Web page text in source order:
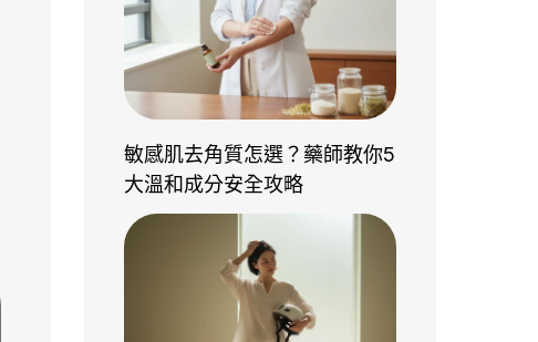
敏感肌去角質怎選？藥師教你5
大溫和成分安全攻略